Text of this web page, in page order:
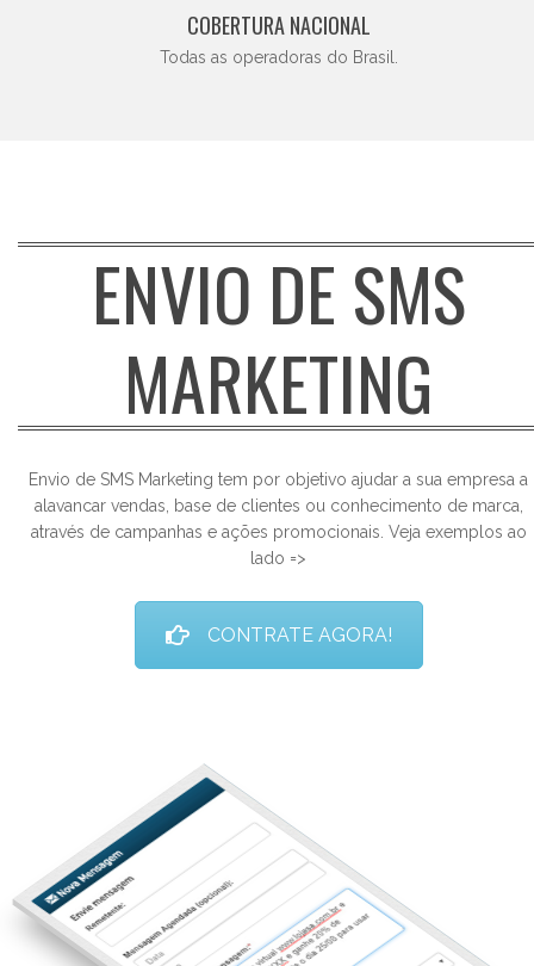
COBERTURA NACIONAL
Todas as operadoras do Brasil.
ENVIO DE SMS
MARKETING
Envio de SMS Marketing tem por objetivo ajudar a sua empresa a
alavancar vendas, base de clientes ou conhecimento de marca,
através de campanhas e ações promocionais. Veja exemplos ao
lado =>
CONTRATE AGORA!